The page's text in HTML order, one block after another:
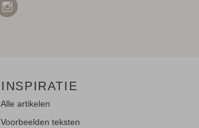
INSPIRATIE
Alle artikelen
Voorbeelden teksten